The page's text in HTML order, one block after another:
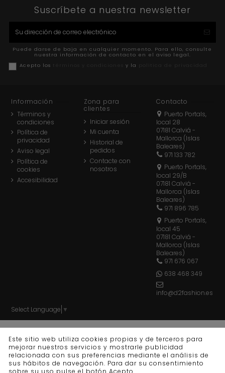
Suscríbete a nuestra newsletter
Puede darse de baja en cualquier momento. Para ello, consulte
nuestra información de contacto en el aviso legal.
Acepto los
y la
Información
Términos y
condiciones
Política de
privacidad
Aviso legal
Política de
cookies
Accesibilidad
Zona para
clientes
Iniciar sesión
Mi cuenta
Historial de
pedidos
Contacte con
nosotros
Contacto
Puerto Portals,
local 28
07181 Calviá -
Mallorca (Islas
Baleares)
971 133 782
Puerto Portals,
local 29/B
07181 Calviá -
Mallorca (Islas
Baleares)
971 896 785
Puerto Portals,
local 45
07181 Calviá -
Mallorca (Islas
Baleares)
971 676 067
638 468 349
info@d2fashion.es
Select Language ▼
Este sitio web utiliza cookies propias y de terceros para
mejorar nuestros servicios y mostrarle publicidad
relacionada con sus preferencias mediante el análisis de
sus hábitos de navegación. Para dar su consentimiento
sobre su uso pulse el botón Acepto.
bybytefactory